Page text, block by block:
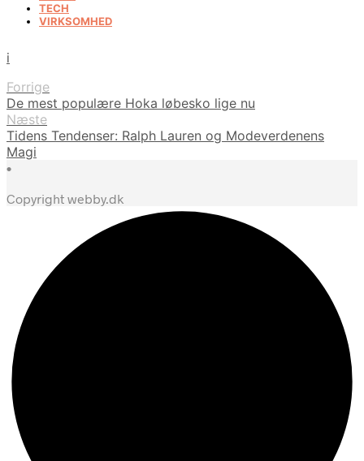
TECH
VIRKSOMHED
i
Forrige
De mest populære Hoka løbesko lige nu
Næste
Tidens Tendenser: Ralph Lauren og Modeverdenens
Magi
•
Copyright webby.dk